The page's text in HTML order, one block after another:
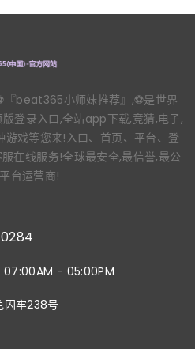
beat365小师妹推荐』,⚽️是世界
登录入口,全站app下载,竞猜,电子,
游戏等您来!入口、首页、平台、登
在线服务!全球最安全,最信誉,最公
台运营商!
- 05:00PM
囚牢238号